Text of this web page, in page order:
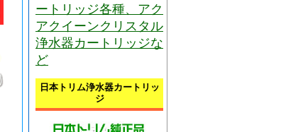
ートリッジ各種、アク
アクイーンクリスタル
浄水器カートリッジな
ど
日本トリム浄水器カートリッ
ジ